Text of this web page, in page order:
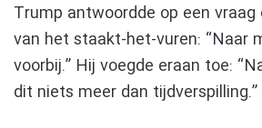
Trump antwoordde op een
van het staakt-het-vuren: “Naar
voorbij.” Hij voegde eraan toe:
dit niets meer dan tijdverspilling.”